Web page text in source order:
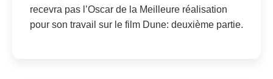
recevra pas l’Oscar de la Meilleure réalisation
pour son travail sur le film Dune: deuxième partie.